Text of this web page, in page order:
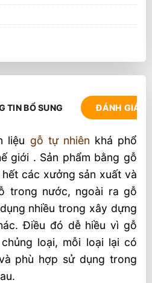
TIN BỔ SUNG ĐÁNH GIÁ
liệu gỗ tự nhiên khá phổ
giới . Sản phẩm bằng gỗ
các xưởng sản xuất và
trong nước, ngoài ra gỗ
nhiều trong xây dựng
Điều đó dễ hiều vì gỗ
loại, mỗi loại lại có
phù hợp sử dụng trong